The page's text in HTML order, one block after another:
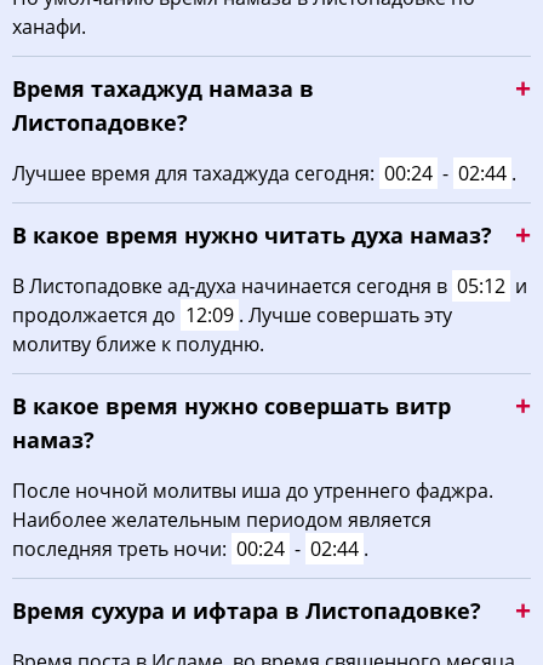
31, Пн
ханафи.
Время тахаджуд намаза в
Листопадовке?
Лучшее время для тахаджуда сегодня: 00:24 - 02:44 .
В какое время нужно читать духа намаз?
В Листопадовке ад-духа начинается сегодня в 05:12 и
продолжается до 12:09 . Лучше совершать эту
молитву ближе к полудню.
В какое время нужно совершать витр
намаз?
После ночной молитвы иша до утреннего фаджра.
Наиболее желательным периодом является
последняя треть ночи: 00:24 - 02:44 .
Время сухура и ифтара в Листопадовке?